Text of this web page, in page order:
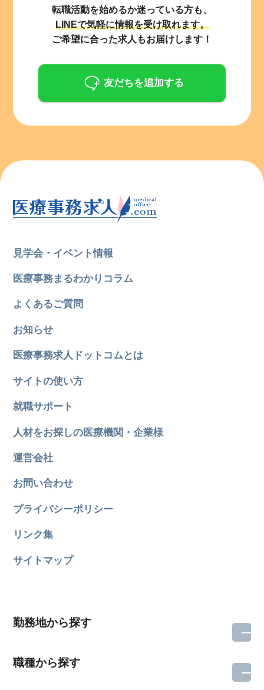
転職活動を始めるか迷っている方も、
LINEで気軽に情報を受け取れます。
ご希望に合った求人もお届けします！
友だちを追加する
見学会・イベント情報
医療事務まるわかりコラム
よくあるご質問
お知らせ
医療事務求人ドットコムとは
サイトの使い方
就職サポート
人材をお探しの医療機関・企業様
運営会社
お問い合わせ
プライバシーポリシー
リンク集
サイトマップ
勤務地から探す
職種から探す